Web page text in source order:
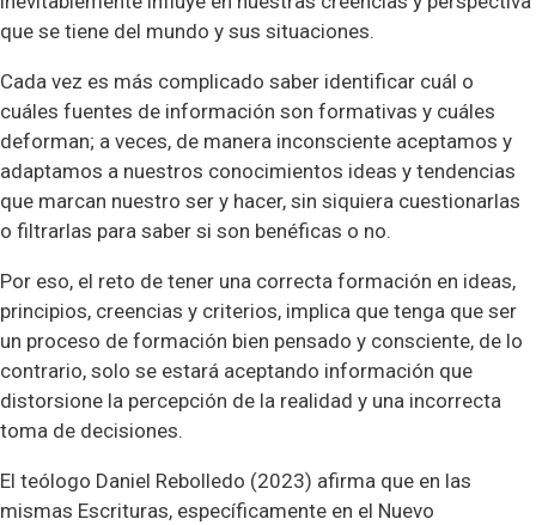
que se tiene del mundo y sus situaciones.
Cada vez es más complicado saber identificar cuál o
cuáles fuentes de información son formativas y cuáles
deforman; a veces, de manera inconsciente aceptamos y
adaptamos a nuestros conocimientos ideas y tendencias
que marcan nuestro ser y hacer, sin siquiera cuestionarlas
o filtrarlas para saber si son benéficas o no.
Por eso, el reto de tener una correcta formación en ideas,
principios, creencias y criterios, implica que tenga que ser
un proceso de formación bien pensado y consciente, de lo
contrario, solo se estará aceptando información que
distorsione la percepción de la realidad y una incorrecta
toma de decisiones.
El teólogo Daniel Rebolledo (2023) afirma que en las
mismas Escrituras, específicamente en el Nuevo